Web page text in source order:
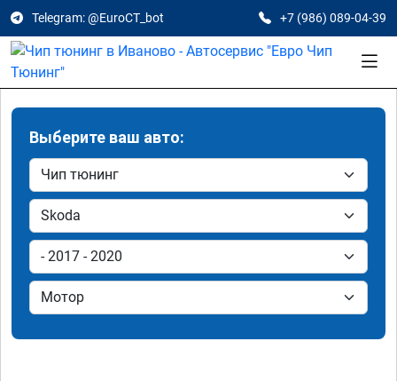
Telegram: @EuroCT_bot +7 (986) 089-04-39
Выберите ваш авто: